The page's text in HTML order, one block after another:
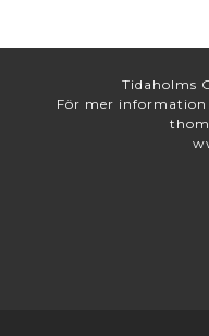
Tidaholms
För mer